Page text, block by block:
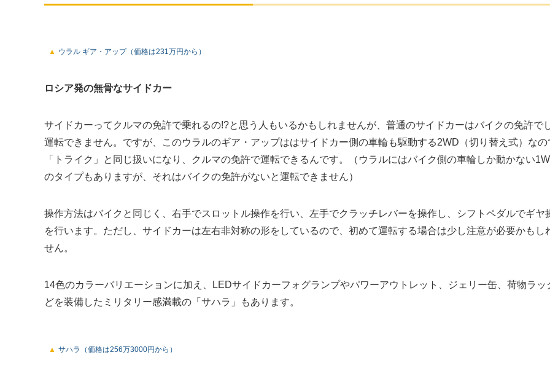
ウラル ギア・アップ（価格は231万円から）
ロシア発の無骨なサイドカー
サイドカーってクルマの免許で乗れるの!?と思う人もいるかもしれませんが、普通のサイドカーはバイクの免許で
運転できません。ですが、このウラルのギア・アップははサイドカー側の車輪も駆動する2WD（切り替え式）なの
「トライク」と同じ扱いになり、クルマの免許で運転できるんです。（ウラルにはバイク側の車輪しか動かない
のタイプもありますが、それはバイクの免許がないと運転できません）
操作方法はバイクと同じく、右手でスロットル操作を行い、左手でクラッチレバーを操作し、シフトペダルでギヤ
を行います。ただし、サイドカーは左右非対称の形をしているので、初めて運転する場合は少し注意が必要かもし
せん。
14色のカラーバリエーションに加え、LEDサイドカーフォグランプやパワーアウトレット、ジェリー缶、荷物ラッ
どを装備したミリタリー感満載の「サハラ」もあります。
サハラ（価格は256万3000円から）